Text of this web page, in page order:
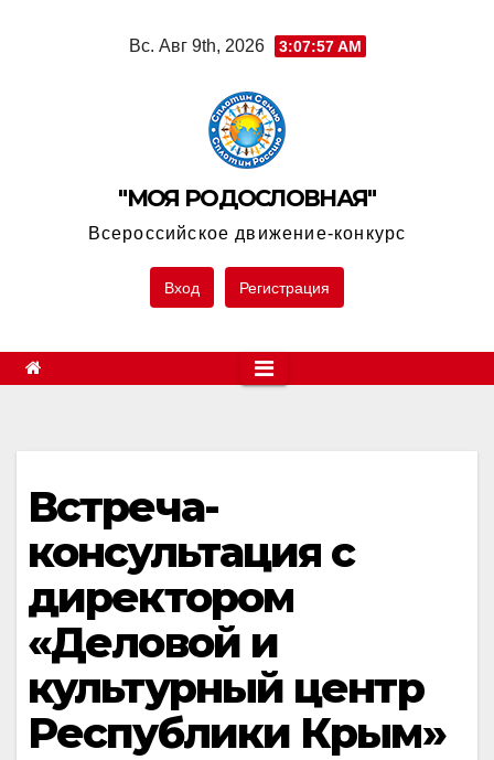
Вс. Авг 9th, 2026 3:07:57 AM
"МОЯ РОДОСЛОВНАЯ"
Всероссийское движение-конкурс
Вход Регистрация
Встреча-
консультация с
директором
«Деловой и
культурный центр
Республики Крым»